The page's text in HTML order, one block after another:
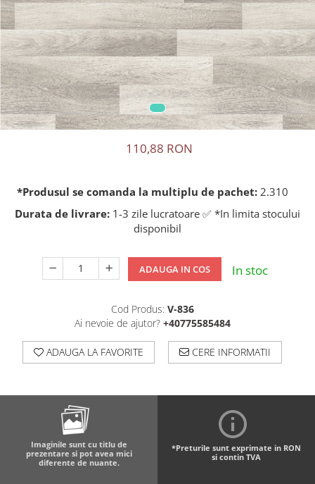
110,88 RON
*Produsul se comanda la multiplu de pachet: 2.310
Durata de livrare: 1-3 zile lucratoare ✅ *In limita stocului
disponibil
ADAUGA IN COS In stoc
Cod Produs: V-836
Ai nevoie de ajutor? +40775585484
ADAUGA LA FAVORITE CERE INFORMATII
Imaginile sunt cu titlu de
prezentare si pot avea mici
diferente de nuante.
*Preturile sunt exprimate in RON
si contin TVA